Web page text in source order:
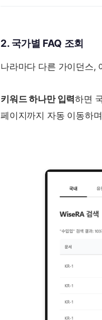
2. 국가별 FAQ 조회
나라마다 다른 가이던스,
키워드 하나만 입력하면
페이지까지 자동 이동하